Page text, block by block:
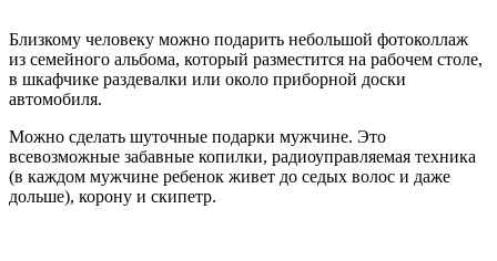
Близкому человеку можно подарить небольшой фотоколлаж
из семейного альбома, который разместится на рабочем столе,
в шкафчике раздевалки или около приборной доски
автомобиля.
Можно сделать шуточные подарки мужчине. Это
всевозможные забавные копилки, радиоуправляемая техника
(в каждом мужчине ребенок живет до седых волос и даже
дольше), корону и скипетр.